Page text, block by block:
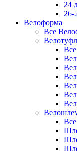
24
26-
Велоформа
Все